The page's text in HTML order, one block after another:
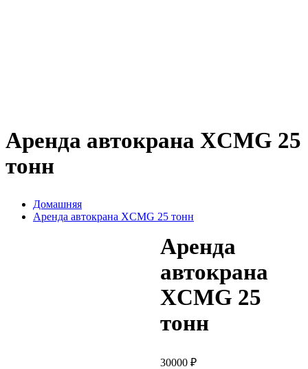
Аренда автокрана XCMG 25
тонн
Домашняя
Аренда автокрана XCMG 25 тонн
Аренда
автокрана
XCMG 25
тонн
30000 ₽